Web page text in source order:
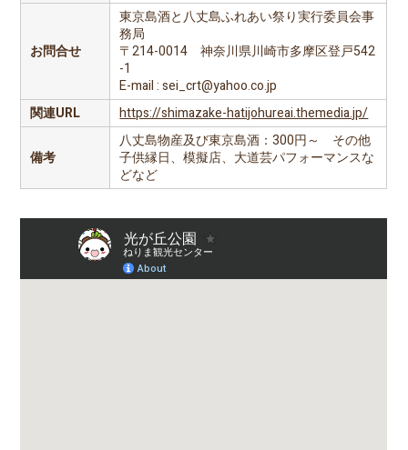
お問合せ
東京島酒と八丈島ふれあい祭り実行委員会事
務局
〒214-0014 神奈川県川崎市多摩区登戸542
-1
E-mail : sei_crt@yahoo.co.jp
関連URL
https://shimazake-hatijohureai.themedia.jp/
備考
八丈島物産及び東京島酒：300円～ その他
子供縁日、模擬店、大道芸パフォーマンスな
どなど